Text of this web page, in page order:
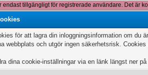
endast tillgängligt för registrerade användare. Det är
för att lagra din inloggningsinformation om
webbplats och utgör ingen säkerhetsrisk.
dina cookie-inställningar via en länk längst ner på